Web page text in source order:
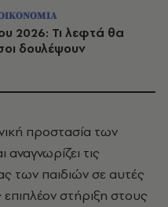
2026: Τι λεφτά θα
δουλέψουν
προστασία των
αναγνωρίζει τις
των παιδιών σε αυτές
στήριξη στους